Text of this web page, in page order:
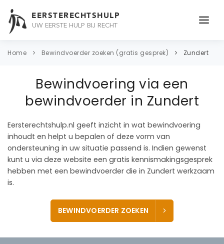
EERSTERECHTSHULP
UW EERSTE HULP BIJ RECHT
ONDERWERPEN
ADVOCAAT
CONTACT
Home Bewindvoerder zoeken (gratis gesprek) Zundert
Bewindvoering via een
bewindvoerder in Zundert
Eersterechtshulp.nl geeft inzicht in wat bewindvoering
inhoudt en helpt u bepalen of deze vorm van
ondersteuning in uw situatie passend is. Indien gewenst
kunt u via deze website een gratis kennismakingsgesprek
hebben met een bewindvoerder die in Zundert werkzaam
is.
BEWINDVOERDER ZOEKEN